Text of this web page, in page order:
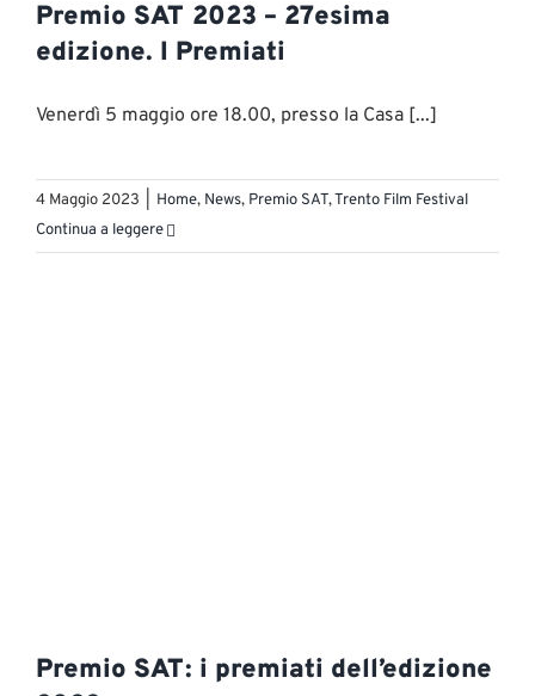
Premio SAT 2023 – 27esima
edizione. I Premiati
Venerdì 5 maggio ore 18.00, presso la Casa [...]
4 Maggio 2023 Home, News, Premio SAT,Trento Film Festival
Continua a leggere
Premio SAT: i premiati dell’edizione